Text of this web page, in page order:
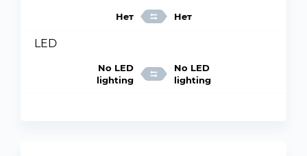
Нет Нет
LED
No LED
lighting
No LED
lighting